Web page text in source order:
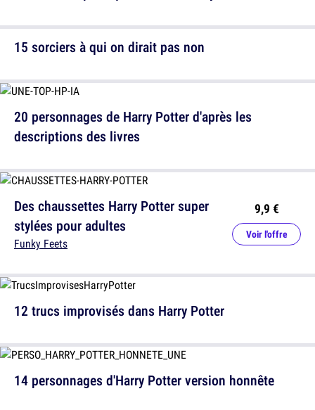
20 personnages de Harry Potter d'après les
descriptions des livres
12 trucs improvisés dans Harry Potter
15 sorciers à qui on dirait pas non
Des chaussettes Harry Potter super
stylées pour adultes
Funky Feets
9,9 €
Voir l'offre
14 personnages d'Harry Potter version honnête